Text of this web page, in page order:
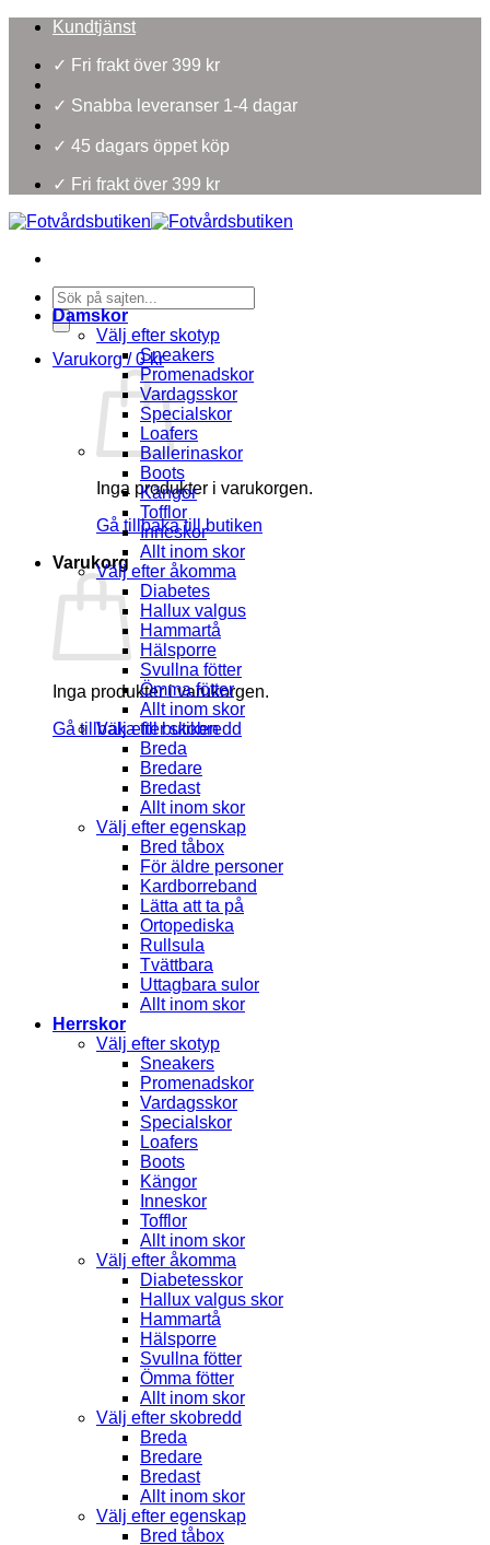
Skip
content
Kundtjänst
✓ Fri frakt över 399 kr
✓ Snabba leveranser 1-4 dagar
✓ 45 dagars öppet köp
✓ Fri frakt över 399 kr
Products
search
Varukorg /0kr
Inga produkter i varukorgen.
Gå tillbaka till butiken
Varukorg
Inga produkter i varukorgen.
Gå tillbaka till butiken
Damskor
Välj efter skotyp
Sneakers
Promenadskor
Vardagsskor
Specialskor
Loafers
Ballerinaskor
Boots
Kängor
Tofflor
Inneskor
Allt inom skor
Välj efter åkomma
Diabetes
Hallux valgus
Hammartå
Hälsporre
Svullna fötter
Ömma fötter
Allt inom skor
Välj efter skobredd
Breda
Bredare
Bredast
Allt inom skor
Välj efter egenskap
Bred tåbox
För äldre personer
Kardborreband
Lätta att ta på
Ortopediska
Rullsula
Tvättbara
Uttagbara sulor
Allt inom skor
Herrskor
Välj efter skotyp
Sneakers
Promenadskor
Vardagsskor
Specialskor
Loafers
Boots
Kängor
Inneskor
Tofflor
Allt inom skor
Välj efter åkomma
Diabetesskor
Hallux valgus skor
Hammartå
Hälsporre
Svullna fötter
Ömma fötter
Allt inom skor
Välj efter skobredd
Breda
Bredare
Bredast
Allt inom skor
Välj efter egenskap
Bred tåbox